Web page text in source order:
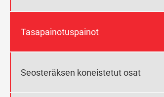
Tasapainotuspainot
Seosteräksen koneistetut osat